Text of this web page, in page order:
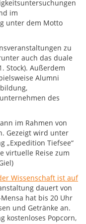
im
unter dem Motto
zu
auch das duale
Stock). Außerdem
Alumni
des
im Rahmen von
Gezeigt wird unter
„Expedition Tiefsee“
virtuelle Reise zum
Wissenschaft ist auf
dauert von
hat bis 20 Uhr
und Getränke an.
kostenloses Popcorn,